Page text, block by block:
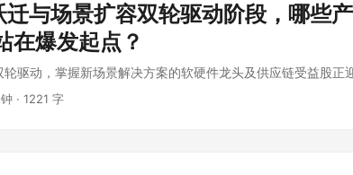
与场景扩容双轮驱动阶段，哪些
在爆发起点？
驱动，掌握新场景解决方案的软硬件龙头及供应链受益股正
· 1221 字